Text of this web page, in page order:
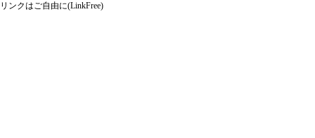
リンクはご自由に(LinkFree)